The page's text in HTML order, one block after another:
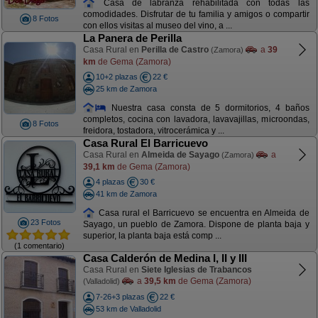
8 Fotos
Casa de labranza rehabilitada con todas las
comodidades. Disfrutar de tu familia y amigos o compartir
con ellos visitas al museo del vino, a ...
8 Fotos
La Panera de Perilla
Casa Rural en Perilla de Castro (Zamora) a 39
km de Gema (Zamora)
10+2 plazas
22 €
25 km de Zamora
Nuestra casa consta de 5 dormitorios, 4 baños
completos, cocina con lavadora, lavavajillas, microondas,
freidora, tostadora, vitrocerámica y ...
23 Fotos
(1 comentario)
Casa Rural El Barricuevo
Casa Rural en Almeida de Sayago (Zamora)
a
39,1 km de Gema (Zamora)
4 plazas
30 €
41 km de Zamora
Casa rural el Barricuevo se encuentra en Almeida de
Sayago, un pueblo de Zamora. Dispone de planta baja y
superior, la planta baja está comp ...
Casa Calderón de Medina I, II y III
Casa Rural en Siete Iglesias de Trabancos
(Valladolid) a 39,5 km de Gema (Zamora)
7-26+3 plazas
22 €
53 km de Valladolid